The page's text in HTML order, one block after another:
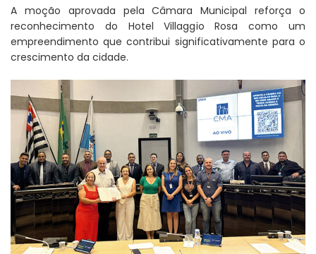
A moção aprovada pela Câmara Municipal reforça o
reconhecimento do Hotel Villaggio Rosa como um
empreendimento que contribui significativamente para o
crescimento da cidade.